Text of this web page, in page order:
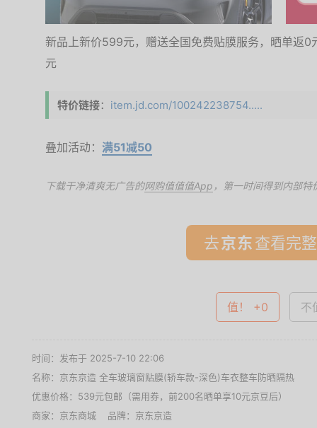
新品上新价599元，赠送全国免费贴膜服务，晒单返
元
特价链接： item.jd.com/100242238754.....
叠加活动： 满51减50
下载干净清爽无广告的网购值值值App ，第一时间得到内部特
去 查看完
值！ +0 不
时间：发布于 2025-7-10 22:06
名称： 京东京造 全车玻璃窗贴膜(轿车款-深色)车衣整车防晒隔热
优惠价格： 539元包邮（需用券，前200名晒单享10元京豆后）
商家： 京东商城 品牌： 京东京造